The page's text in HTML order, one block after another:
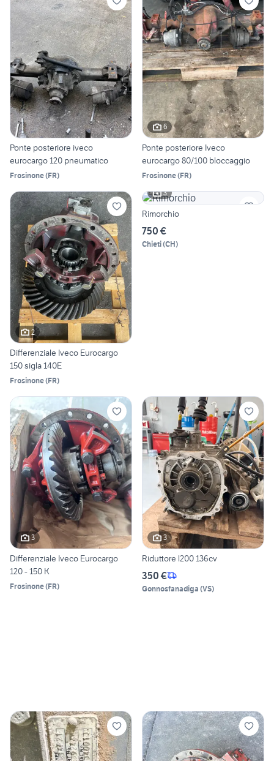
Ponte posteriore iveco
eurocargo 120 pneumatico
Frosinone(FR)
6
Ponte posteriore Iveco
eurocargo 80/100 bloccaggio
Frosinone(FR)
2
Differenziale Iveco Eurocargo
150 sigla 140E
Frosinone(FR)
3
Rimorchio
750 €
Chieti(CH)
3
Differenziale Iveco Eurocargo
120 - 150 K
Frosinone(FR)
3
Riduttore l200 136cv
350 €
Gonnosfanadiga (VS)